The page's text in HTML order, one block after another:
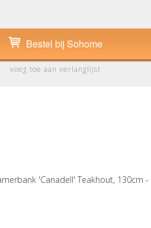
Bestel bij Sohome
voeg toe aan verlanglijst
'Canadell' Teakhout, 130cm -